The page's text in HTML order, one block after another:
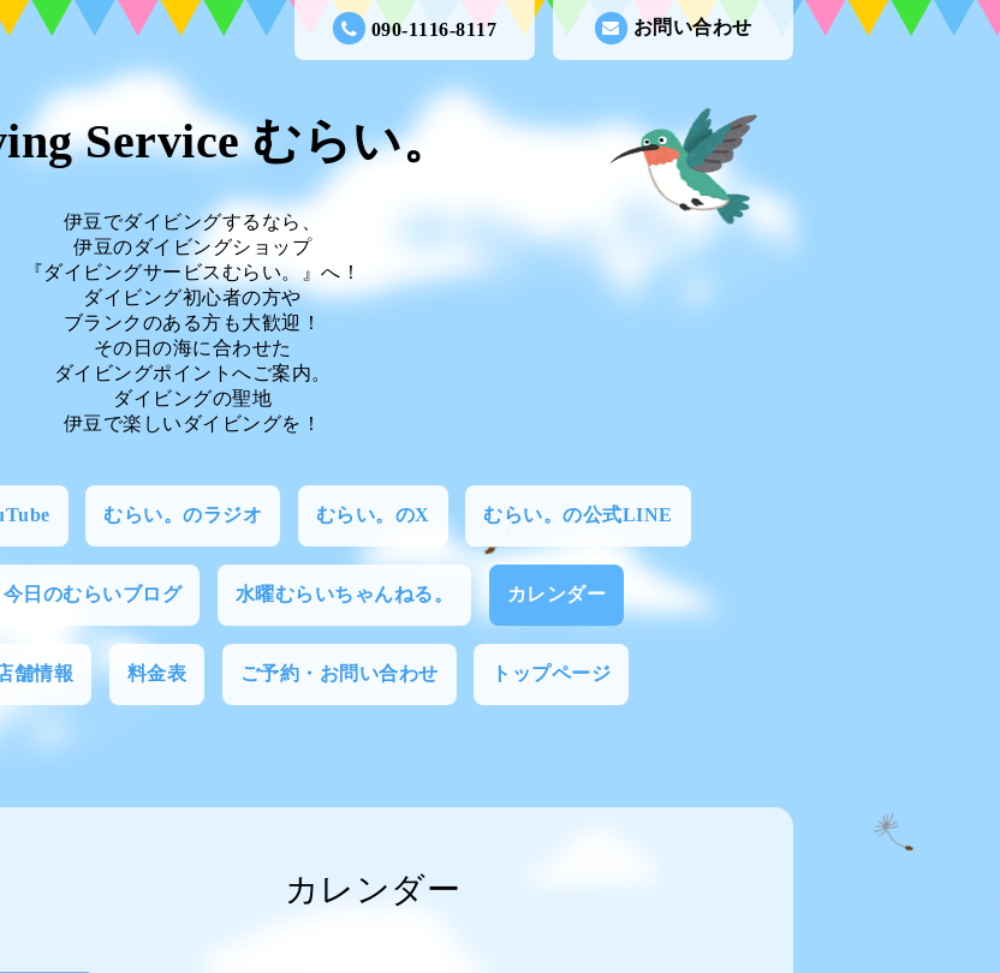
お問い合わせ
090-1116-8117
Service むらい。
伊豆でダイビングするなら、
伊豆のダイビングショップ
『ダイビングサービスむらい。』へ！
ダイビング初心者の方や
ブランクのある方も大歓迎！
その日の海に合わせた
ダイビングポイントへご案内。
ダイビングの聖地
伊豆で楽しいダイビングを！
むらい。のラジオ むらい。のX むらい。の公式LINE
今日のむらいブログ 水曜むらいちゃんねる。 カレンダー
舗情報 料金表 ご予約・お問い合わせ トップページ
カレンダー